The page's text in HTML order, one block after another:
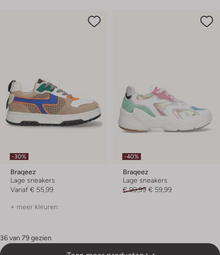
-30%
Braqeez
Lage sneakers
Vanaf € 55,99
+ meer kleuren
-40%
Braqeez
Lage sneakers
€ 99,99 € 59,99
36 van 79 gezien